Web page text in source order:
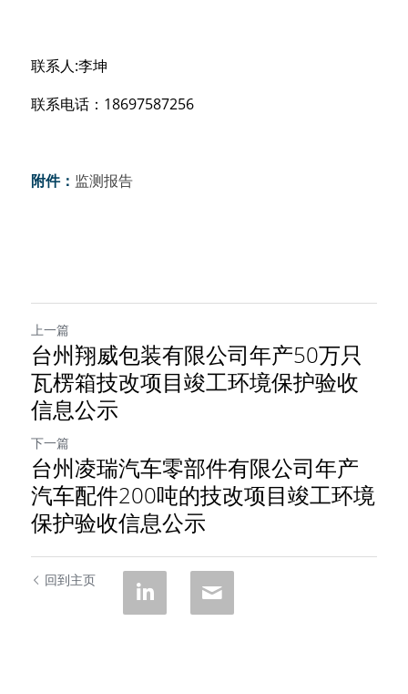
联系人:李坤
联系电话：18697587256
附件： 监测报告
上一篇
台州翔威包装有限公司年产50万只
瓦楞箱技改项目竣工环境保护验收
信息公示
下一篇
台州凌瑞汽车零部件有限公司年产
汽车配件200吨的技改项目竣工环境
保护验收信息公示
回到主页